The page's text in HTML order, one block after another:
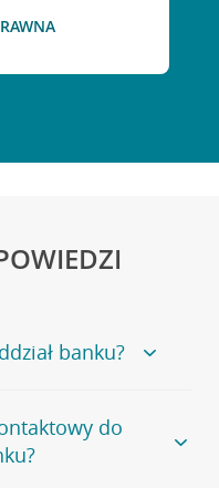
banku?
zapraszamy na
znajduje się
do